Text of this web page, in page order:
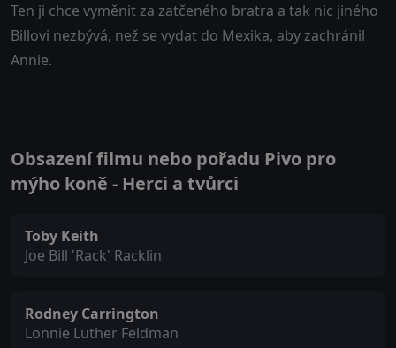
Ten ji chce vyměnit za zatčeného bratra a tak nic jiného
Billovi nezbývá, než se vydat do Mexika, aby zachránil
Annie.
Obsazení filmu nebo pořadu Pivo pro
mýho koně - Herci a tvůrci
Toby Keith
Joe Bill 'Rack' Racklin
Rodney Carrington
Lonnie Luther Feldman